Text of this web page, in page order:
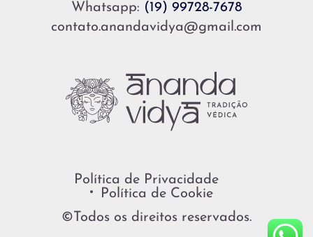
Whatsapp: (19) 99728-7678
contato.anandavidya@gmail.com
Política de Privacidade
Política de Cookie
©Todos os direitos reservados.